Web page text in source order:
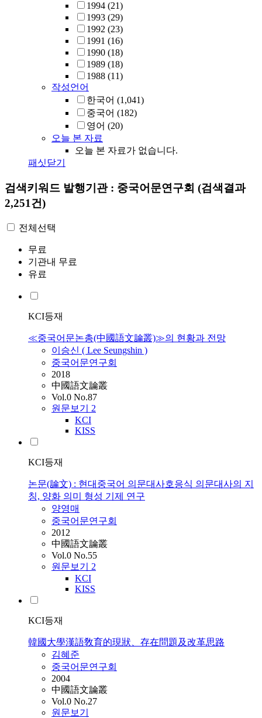
1994 (21)
1993 (29)
1992 (23)
1991 (16)
1990 (18)
1989 (18)
1988 (11)
작성언어
한국어 (1,041)
중국어 (182)
영어 (20)
오늘 본 자료
오늘 본 자료가 없습니다.
패싯닫기
검색키워드 발행기관 : 중국어문연구회 (검색결과
2,251건)
전체선택
무료
기관내 무료
유료
KCI등재
≪중국어문논총(中國語文論叢)≫의 현황과 전망
이승신 ( Lee Seungshin )
중국어문연구회
2018
中國語文論叢
Vol.0 No.87
원문보기 2
KCI
KISS
KCI등재
논문(論文) : 현대중국어 의문대사호응식 의문대사의 지
칭, 양화 의미 형성 기제 연구
양영매
중국어문연구회
2012
中國語文論叢
Vol.0 No.55
원문보기 2
KCI
KISS
KCI등재
韓國大學漢語敎育的現狀、存在問題及改革思路
김혜준
중국어문연구회
2004
中國語文論叢
Vol.0 No.27
원문보기